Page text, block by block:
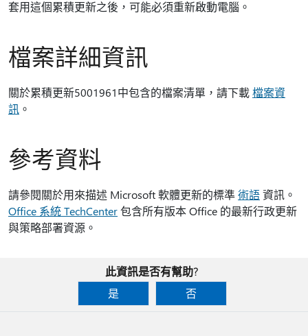
套用這個累積更新之後，可能必須重新啟動電腦。
檔案詳細資訊
關於累積更新5001961中包含的檔案清單，請下載檔案資
訊 。
參考資料
請參閱關於用來描述 Microsoft 軟體更新的標準術語資訊。
Office 系統 TechCenter包含所有版本 Office 的最新行政更新
與策略部署資源。
此資訊是否有幫助?
是
否